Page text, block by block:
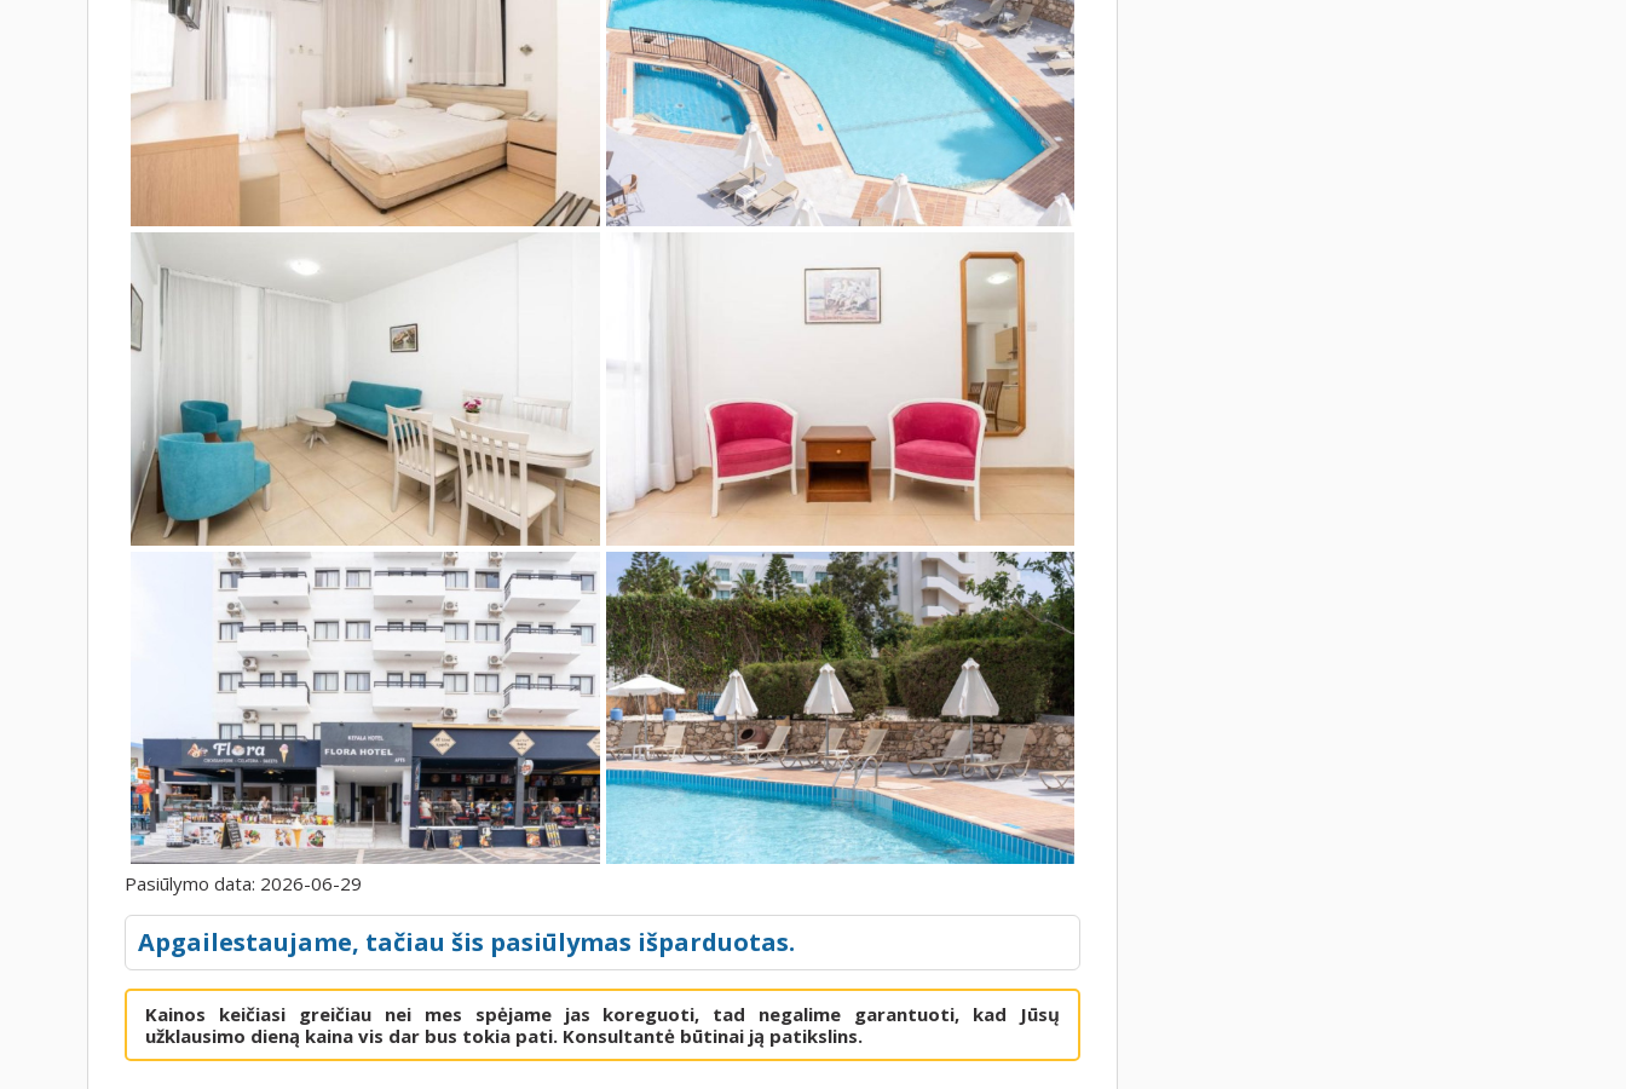
Pasiūlymo data: 2026-06-29
Apgailestaujame, tačiau šis pasiūlymas išparduotas.
Kainos keičiasi greičiau nei mes spėjame jas koreguoti, tad negalime garantuoti, kad Jūsų
užklausimo dieną kaina vis dar bus tokia pati. Konsultantė būtinai ją patikslins.